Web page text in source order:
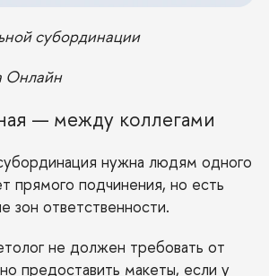
субординации
Онлайн
— между коллегами
нужна людям одного
прямого подчинения, но есть
зон ответственности.
не должен требовать от
предоставить макеты, если у